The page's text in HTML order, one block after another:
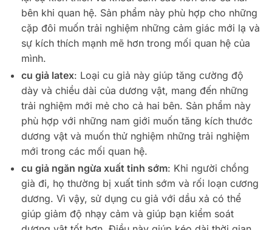
bên khi quan hệ. Sản phẩm này phù hợp cho những
cặp đôi muốn trải nghiệm những cảm giác mới lạ và
sự kích thích mạnh mẽ hơn trong mối quan hệ của
mình.
cu giả latex: Loại cu giả này giúp tăng cường độ
dày và chiều dài của dương vật, mang đến những
trải nghiệm mới mẻ cho cả hai bên. Sản phẩm này
phù hợp với những nam giới muốn tăng kích thước
dương vật và muốn thử nghiệm những trải nghiệm
mới trong các mối quan hệ.
cu giả ngăn ngừa xuất tinh sớm: Khi người chồng
già đi, họ thường bị xuất tinh sớm và rối loạn cương
dương. Vì vậy, sử dụng cu giả với dầu xả có thể
giúp giảm độ nhạy cảm và giúp bạn kiểm soát